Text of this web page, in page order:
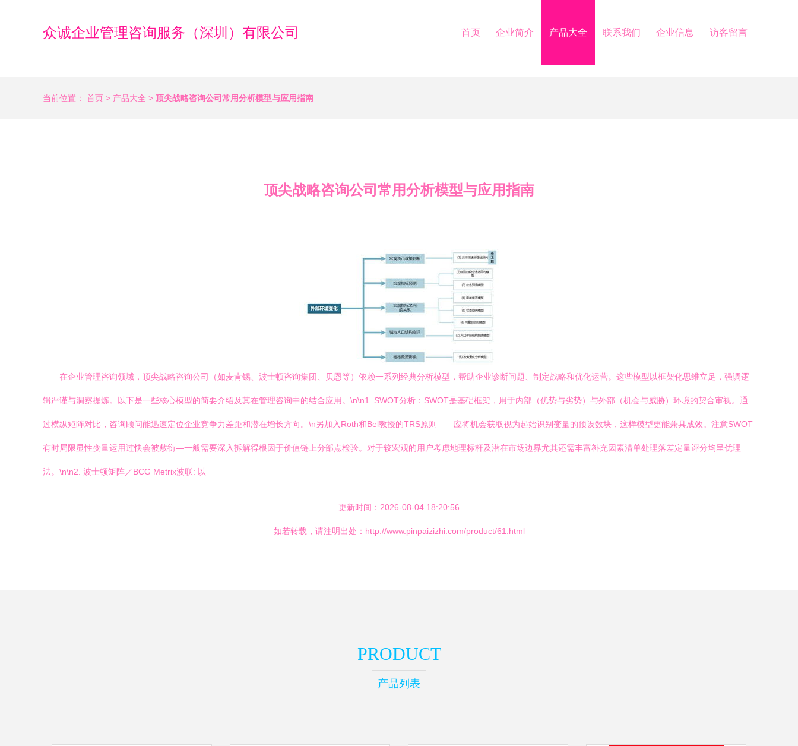
众诚企业管理咨询服务（深圳）有限公司 首页 企业简介 产品大全 联系我们 企业信息 访客留言
当前位置： 首页 > 产品大全 > 顶尖战略咨询公司常用分析模型与应用指南
顶尖战略咨询公司常用分析模型与应用指南
在企业管理咨询领域，顶尖战略咨询公司（如麦肯锡、波士顿咨询集团、贝恩等）依赖一系列经典分析模型，帮助企业诊断问题、制定战略和优化运营。这些模型以框架化思维立足，强调逻
辑严谨与洞察提炼。以下是一些核心模型的简要介绍及其在管理咨询中的结合应用。\n\n1. SWOT分析：SWOT是基础框架，用于内部（优势与劣势）与外部（机会与威胁）环境的契合审视。通
过横纵矩阵对比，咨询顾问能迅速定位企业竞争力差距和潜在增长方向。\n另加入Roth和Bel教授的TRS原则——应将机会获取视为起始识别变量的预设数块，这样模型更能兼具成效。注意SWOT
有时局限显性变量运用过快会被敷衍—一般需要深入拆解得根因于价值链上分部点检验。对于较宏观的用户考虑地理标杆及潜在市场边界尤其还需丰富补充因素清单处理落差定量评分均呈优理
法。\n\n2. 波士顿矩阵／BCG Metrix波联: 以
更新时间：2026-08-04 18:20:56
如若转载，请注明出处：http://www.pinpaizizhi.com/product/61.html
PRODUCT
产品列表